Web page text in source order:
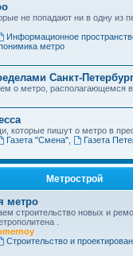
не попадают ни в одну из
Информационное
метро
Санкт-
о метро, располагающемся
которые пишут о метро в
Газета "Смена",
Газета
Метрострой
метро
строительство новых и
.
Строительство и